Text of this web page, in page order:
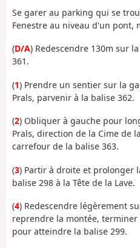
Se garer au parking qui se
Fenestre au niveau d'un pont,
(D/A) Redescendre 130m sur
361.
(1) Prendre un sentier sur la
Prals, parvenir à la balise 362.
(2) Obliquer à gauche pour
Prals, direction de la Cime de
carrefour de la balise 363.
(3) Partir à droite et prolonger
balise 298 à la Tête de la Lave.
(4) Redescendre légèrement
reprendre la montée,
pour atteindre la balise 299.